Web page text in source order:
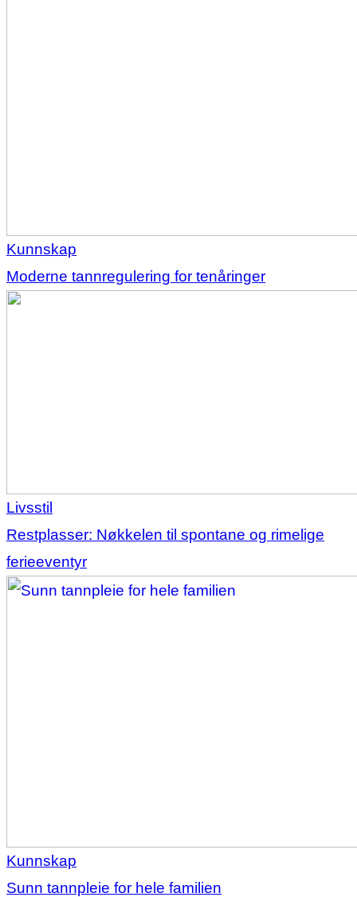
Kunnskap
Moderne tannregulering for tenåringer
Livsstil
Restplasser: Nøkkelen til spontane og rimelige
ferieeventyr
Kunnskap
Sunn tannpleie for hele familien